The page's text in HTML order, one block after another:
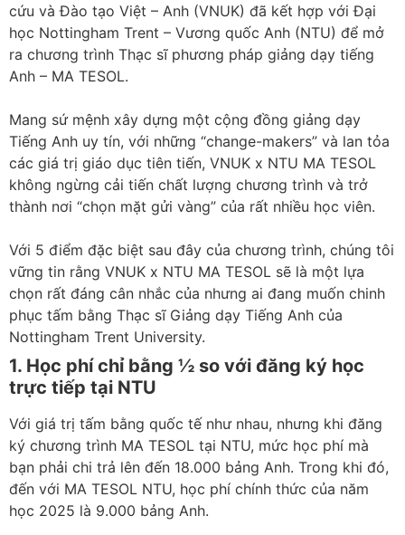
cứu và Đào tạo Việt – Anh (VNUK) đã kết hợp với Đại
học Nottingham Trent – Vương quốc Anh (NTU) để mở
ra chương trình Thạc sĩ phương pháp giảng dạy tiếng
Anh – MA TESOL.
️Mang sứ mệnh xây dựng một cộng đồng giảng dạy
Tiếng Anh uy tín, với những “change-makers” và lan tỏa
các giá trị giáo dục tiên tiến, VNUK x NTU MA TESOL
không ngừng cải tiến chất lượng chương trình và trở
thành nơi “chọn mặt gửi vàng” của rất nhiều học viên.
Với 5 điểm đặc biệt sau đây của chương trình, chúng tôi
vững tin rằng VNUK x NTU MA TESOL sẽ là một lựa
chọn rất đáng cân nhắc của nhưng ai đang muốn chinh
phục tấm bằng Thạc sĩ Giảng dạy Tiếng Anh của
Nottingham Trent University.
1. Học phí chỉ bằng ½ so với đăng ký học
trực tiếp tại NTU
Với giá trị tấm bằng quốc tế như nhau, nhưng khi đăng
ký chương trình MA TESOL tại NTU, mức học phí mà
bạn phải chi trả lên đến 18.000 bảng Anh. Trong khi đó,
đến với MA TESOL NTU, học phí chính thức của năm
học 2025 là 9.000 bảng Anh.